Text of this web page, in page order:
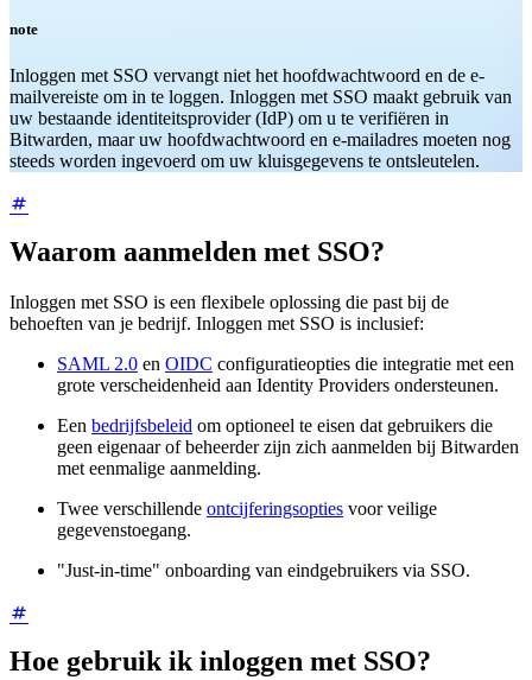
note
Inloggen met SSO vervangt niet het hoofdwachtwoord en de e-
mailvereiste om in te loggen. Inloggen met SSO maakt gebruik van
uw bestaande identiteitsprovider (IdP) om u te verifiëren in
Bitwarden, maar uw hoofdwachtwoord en e-mailadres moeten nog
steeds worden ingevoerd om uw kluisgegevens te ontsleutelen.
Waarom aanmelden met SSO?
Inloggen met SSO is een flexibele oplossing die past bij de
behoeften van je bedrijf. Inloggen met SSO is inclusief:
SAML 2.0 en OIDC configuratieopties die integratie met een
grote verscheidenheid aan Identity Providers ondersteunen.
Een bedrijfsbeleid om optioneel te eisen dat gebruikers die
geen eigenaar of beheerder zijn zich aanmelden bij Bitwarden
met eenmalige aanmelding.
Twee verschillende ontcijferingsopties voor veilige
gegevenstoegang.
"Just-in-time" onboarding van eindgebruikers via SSO.
Hoe gebruik ik inloggen met SSO?